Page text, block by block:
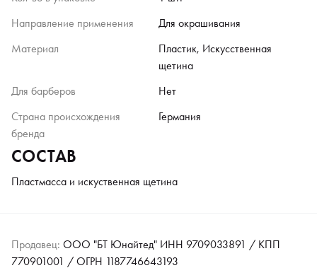
Направление применения
Для окрашивания
Материал
Пластик, Искусственная
щетина
Для барберов
Нет
Страна происхождения
бренда
Германия
СОСТАВ
Пластмасса и искуственная щетина
Продавец: ООО "БТ Юнайтед" ИНН 9709033891 / КПП
770901001 / ОГРН 1187746643193